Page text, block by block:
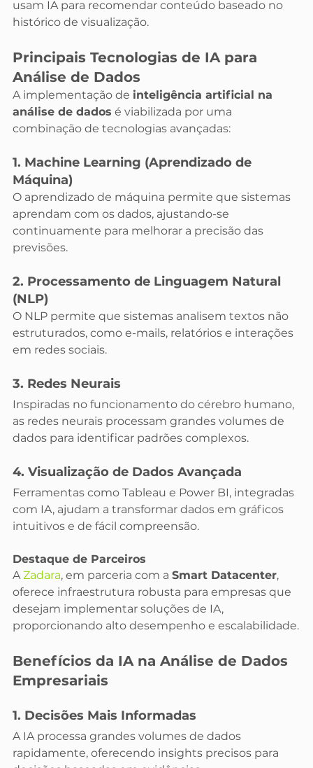
usam IA para recomendar conteúdo baseado no
histórico de visualização.
Principais Tecnologias de IA para
Análise de Dados
A implementação de inteligência artificial na
análise de dados é viabilizada por uma
combinação de tecnologias avançadas:
1. Machine Learning (Aprendizado de
Máquina)
O aprendizado de máquina permite que sistemas
aprendam com os dados, ajustando-se
continuamente para melhorar a precisão das
previsões.
2. Processamento de Linguagem Natural
(NLP)
O NLP permite que sistemas analisem textos não
estruturados, como e-mails, relatórios e interações
em redes sociais.
3. Redes Neurais
Inspiradas no funcionamento do cérebro humano,
as redes neurais processam grandes volumes de
dados para identificar padrões complexos.
4. Visualização de Dados Avançada
Ferramentas como Tableau e Power BI, integradas
com IA, ajudam a transformar dados em gráficos
intuitivos e de fácil compreensão.
Destaque de Parceiros
A Zadara, em parceria com a Smart Datacenter,
oferece infraestrutura robusta para empresas que
desejam implementar soluções de IA,
proporcionando alto desempenho e escalabilidade.
Benefícios da IA na Análise de Dados
Empresariais
1. Decisões Mais Informadas
A IA processa grandes volumes de dados
rapidamente, oferecendo insights precisos para